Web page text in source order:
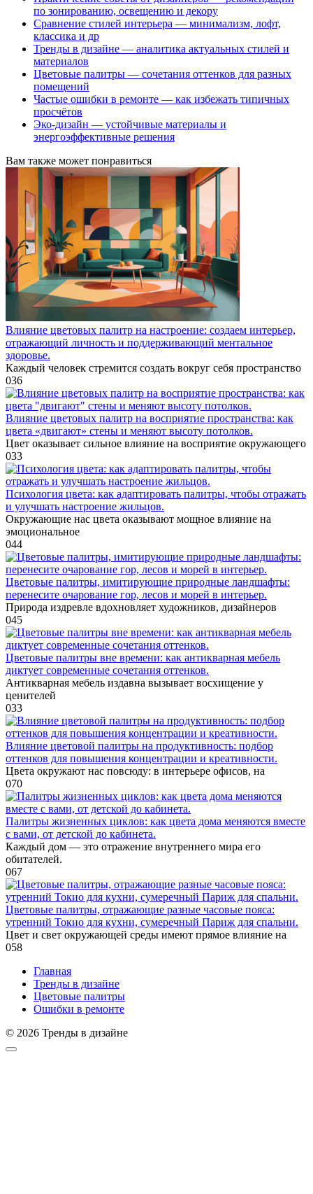
по зонированию, освещению и декору
Сравнение стилей интерьера — минимализм, лофт,
классика и др
Тренды в дизайне — аналитика актуальных стилей и
материалов
Цветовые палитры — сочетания оттенков для разных
помещений
Частые ошибки в ремонте — как избежать типичных
просчётов
Эко-дизайн — устойчивые материалы и
энергоэффективные решения
Вам также может понравиться
Влияние цветовых палитр на настроение: создаем интерьер,
отражающий личность и поддерживающий ментальное
здоровье.
Каждый человек стремится создать вокруг себя пространство
036
Влияние цветовых палитр на восприятие пространства: как
цвета «двигают» стены и меняют высоту потолков.
Цвет оказывает сильное влияние на восприятие окружающего
033
Психология цвета: как адаптировать палитры, чтобы отражать
и улучшать настроение жильцов.
Окружающие нас цвета оказывают мощное влияние на
эмоциональное
044
Цветовые палитры, имитирующие природные ландшафты:
перенесите очарование гор, лесов и морей в интерьер.
Природа издревле вдохновляет художников, дизайнеров
045
Цветовые палитры вне времени: как антикварная мебель
диктует современные сочетания оттенков.
Антикварная мебель издавна вызывает восхищение у
ценителей
033
Влияние цветовой палитры на продуктивность: подбор
оттенков для повышения концентрации и креативности.
Цвета окружают нас повсюду: в интерьере офисов, на
070
Палитры жизненных циклов: как цвета дома меняются вместе
с вами, от детской до кабинета.
Каждый дом — это отражение внутреннего мира его
обитателей.
067
Цветовые палитры, отражающие разные часовые пояса:
утренний Токио для кухни, сумеречный Париж для спальни.
Цвет и свет окружающей среды имеют прямое влияние на
058
Главная
Тренды в дизайне
Цветовые палитры
Ошибки в ремонте
© 2026 Тренды в дизайне